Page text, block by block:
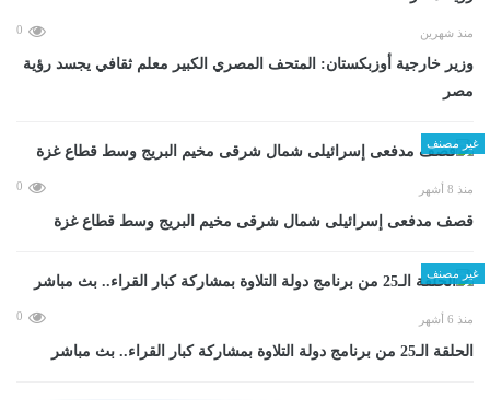
منذ شهرين 0
وزير خارجية أوزبكستان: المتحف المصري الكبير معلم ثقافي يجسد رؤية
مصر
غير مصنف
منذ 8 أشهر 0
قصف مدفعى إسرائيلى شمال شرقى مخيم البريج وسط قطاع غزة
غير مصنف
منذ 6 أشهر 0
الحلقة الـ25 من برنامج دولة التلاوة بمشاركة كبار القراء.. بث مباشر